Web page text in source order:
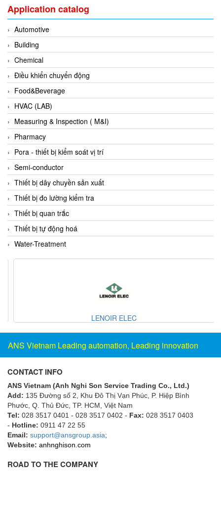
Fortex
Fortress
Fossil Power Systems
FPZ
Francia Srl Vietnam
Francis Vietnam
FRANKE
Freezemod
Fritsch Vietnam
FS CABLE
FS Inc Vietnam
FTM Vietnam
Fuji
Fujian LEAD
Fujikura
Fukuta
GD GODAI ENGINEERING
GE Panametrics
GEDORE
GEFA PROCESSTECHNIK GMBH
Gefran
Gems Sensor
Gemu
GENEBRE
Genesislamp
Application catalog
Automotive
Building
Chemical
Điều khiển chuyển động
Food&Beverage
HVAC (LAB)
Measuring & Inspection ( M&I)
Pharmacy
Pora - thiết bị kiểm soát vị trí
Semi-conductor
Thiết bị dây chuyền sản xuất
Thiết bị đo lường kiểm tra
Thiết bị quan trắc
Thiết bị tự động hoá
Water-Treatment
LENOIR ELEC
ANS Vietnam Leading automation, Leading innovation
CONTACT INFO
ANS Vietnam (Anh Nghi Son Service Trading Co., Ltd.)
Add: 135 Đường số 2, Khu Đô Thị Vạn Phúc, P. Hiệp Bình
Phước, Q. Thủ Đức, TP. HCM , Việt Nam
Tel: 028 3517 0401 - 028 3517 0402 - Fax: 028 3517 0403
- Hotline: 0911 47 22 55
Email: support@ansgroup.asia;
Website: anhnghison.com
ROAD TO THE COMPANY